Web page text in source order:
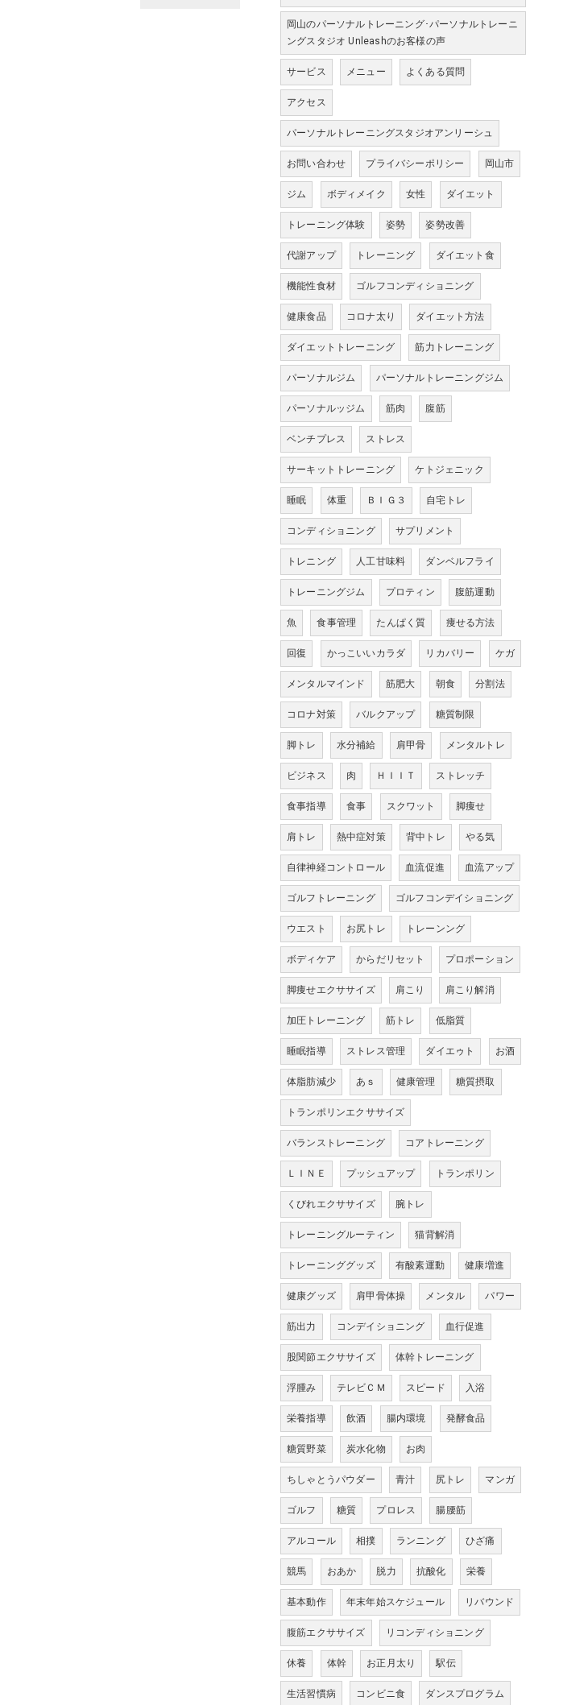
岡山のパーソナルトレーニング･パーソナルトレーニ
ングスタジオ Unleashのお客様の声
サービス メニュー よくある質問
アクセス
パーソナルトレーニングスタジオアンリーシュ
お問い合わせ プライバシーポリシー 岡山市
ジム ボディメイク 女性 ダイエット
トレーニング体験 姿勢 姿勢改善
代謝アップ トレーニング ダイエット食
機能性食材 ゴルフコンディショニング
健康食品 コロナ太り ダイエット方法
ダイエットトレーニング 筋力トレーニング
パーソナルジム パーソナルトレーニングジム
パーソナルッジム 筋肉 腹筋
ベンチプレス ストレス
サーキットトレーニング ケトジェニック
睡眠 体重 ＢＩＧ３ 自宅トレ
コンディショニング サプリメント
トレニング 人工甘味料 ダンベルフライ
トレーニングジム プロティン 腹筋運動
魚 食事管理 たんぱく質 痩せる方法
回復 かっこいいカラダ リカバリー ケガ
メンタルマインド 筋肥大 朝食 分割法
コロナ対策 バルクアップ 糖質制限
脚トレ 水分補給 肩甲骨 メンタルトレ
ビジネス 肉 ＨＩＩＴ ストレッチ
食事指導 食事 スクワット 脚痩せ
肩トレ 熱中症対策 背中トレ やる気
自律神経コントロール 血流促進 血流アップ
ゴルフトレーニング ゴルフコンデイショニング
ウエスト お尻トレ トレーンング
ボディケア からだリセット プロポーション
脚痩せエクササイズ 肩こり 肩こり解消
加圧トレーニング 筋トレ 低脂質
睡眠指導 ストレス管理 ダイエゥト お酒
体脂肪減少 あｓ 健康管理 糖質摂取
トランポリンエクササイズ
バランストレーニング コアトレーニング
ＬＩＮＥ プッシュアップ トランポリン
くびれエクササイズ 腕トレ
トレーニングルーティン 猫背解消
トレーニンググッズ 有酸素運動 健康増進
健康グッズ 肩甲骨体操 メンタル パワー
筋出力 コンデイショニング 血行促進
股関節エクササイズ 体幹トレーニング
浮腫み テレビＣＭ スピード 入浴
栄養指導 飲酒 腸内環境 発酵食品
糖質野菜 炭水化物 お肉
ちしゃとうパウダー 青汁 尻トレ マンガ
ゴルフ 糖質 プロレス 腸腰筋
アルコール 相撲 ランニング ひざ痛
競馬 おあか 脱力 抗酸化 栄養
基本動作 年末年始スケジュール リバウンド
腹筋エクササイズ リコンディショニング
休養 体幹 お正月太り 駅伝
生活習慣病 コンビニ食 ダンスプログラム